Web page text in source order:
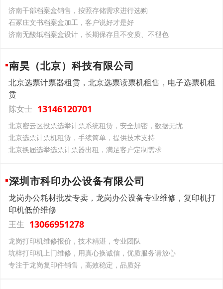
济南干部档案盒销售，按照存储需求进行选购
石冢庄文书档案盒加工，客户说好才是好
济南无酸纸档案盒设计，长期保存且不变质、不褪色
南昊（北京）科技有限公司
北京选票计票器租赁，北京选票读票机租售，电子选票机租
赁
陈女士 13146120701
北京密云区投票选举计票系统租赁，安全加密，数据无忧​
北京选票计票机租赁，手续简单，提供技术支持
北京换届选举选票计票器出租，满足客户定制需求
深圳市科印办公设备有限公司
龙岗办公耗材批发专卖，龙岗办公设备专业维修，复印机打
印机低价维修
王生 13066951278
龙岗打印机维修报价，技术精湛，专业团队
坑梓打印机上门维修，用真心换诚信，优质服务请放心
专注于龙岗复印件销售，高效稳定，品质好